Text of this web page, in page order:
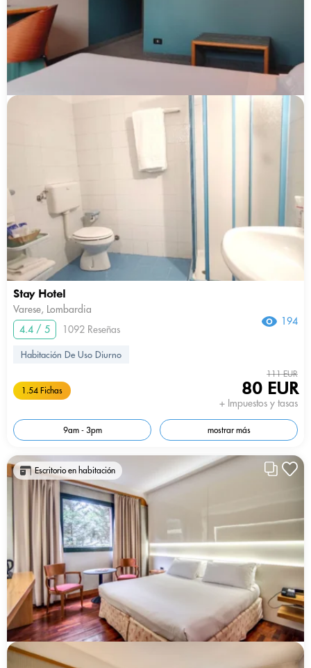
Stay Hotel
Varese, Lombardia
4.4 / 5
1092 Reseñas
194
Habitación De Uso Diurno
1.54 Fichas
111 EUR
80 EUR
+ Impuestos y tasas
9am - 3pm mostrar más
Escritorio en habitación